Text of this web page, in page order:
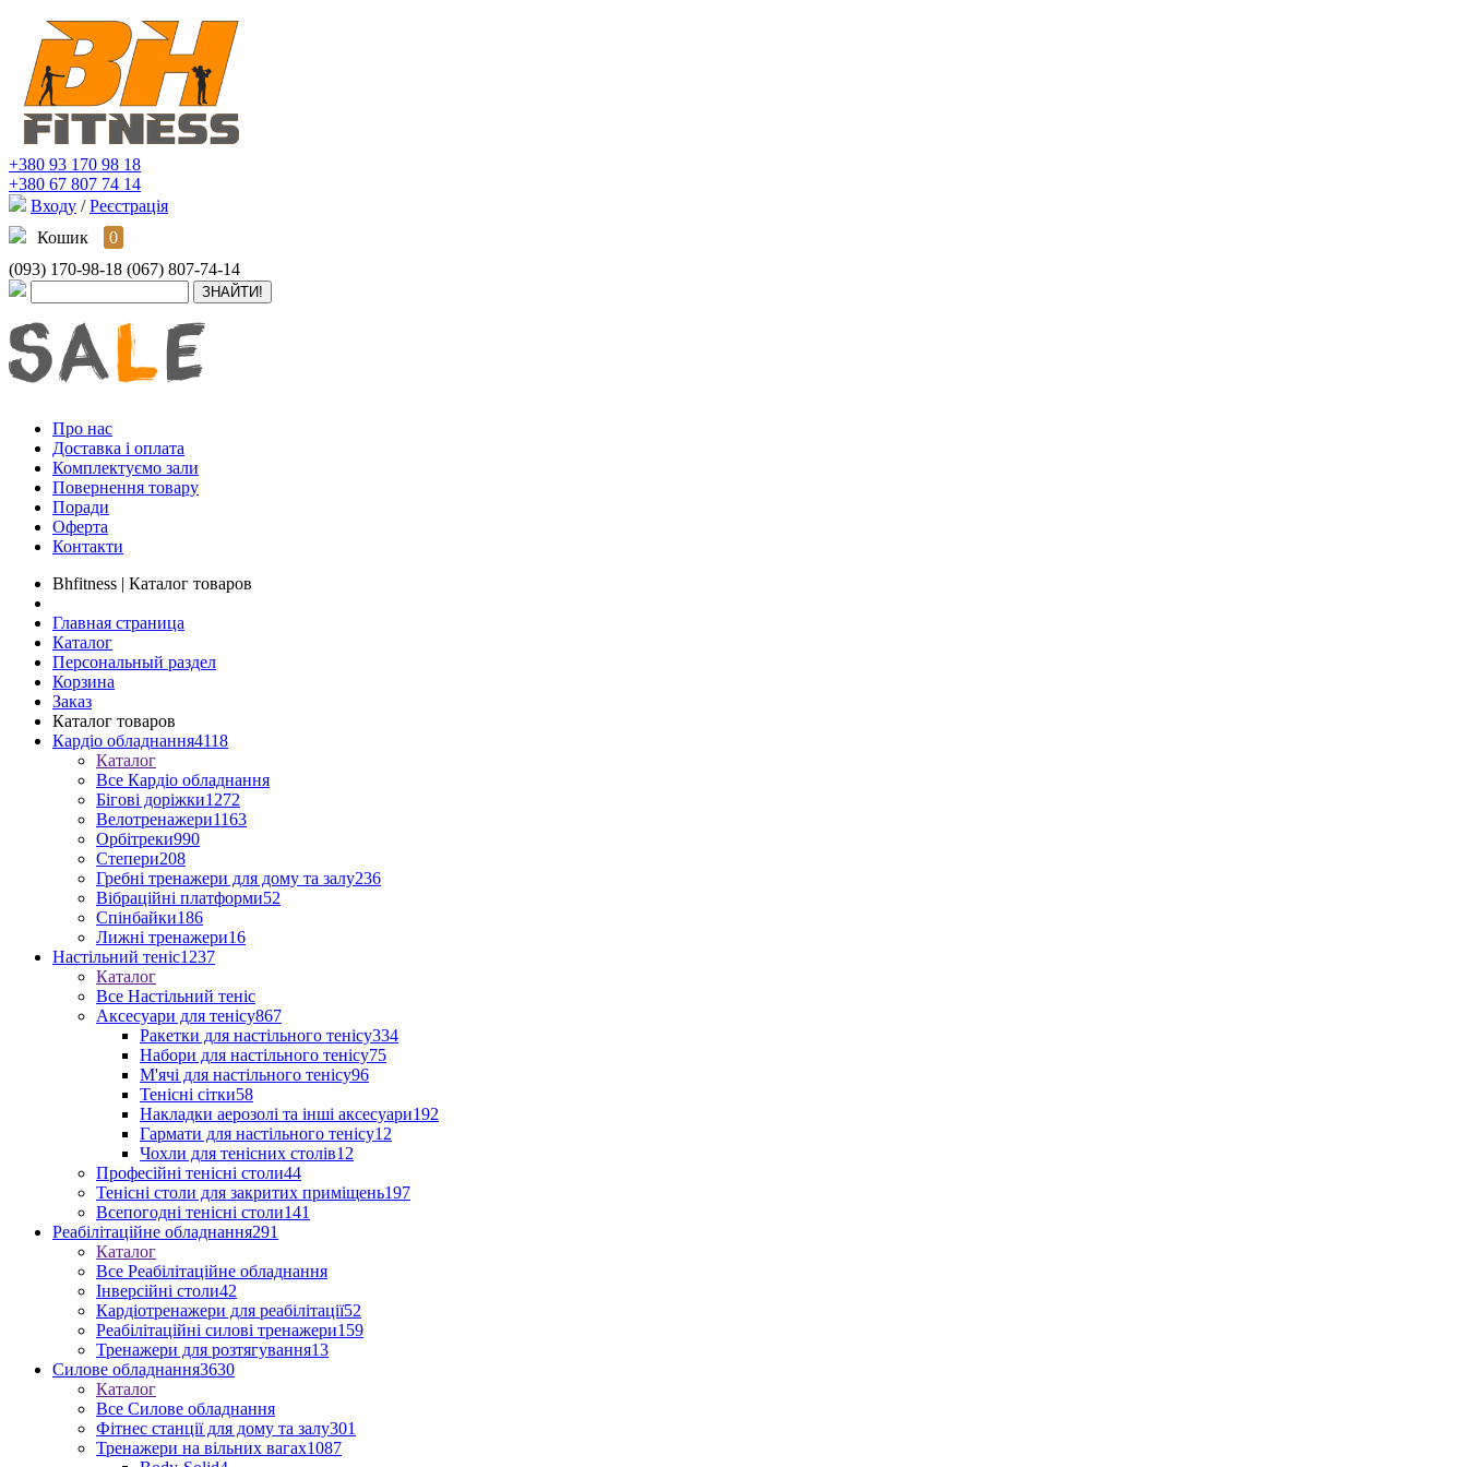
+380 93 170 98 18
+380 67 807 74 14
Входу / Реєстрація
Кошик
0
(093) 170-98-18 (067) 807-74-14
Про нас
Доставка і оплата
Комплектуємо зали
Повернення товару
Поради
Оферта
Контакти
Bhfitness | Каталог товаров
Главная страница
Каталог
Персональный раздел
Корзина
Заказ
Каталог товаров
Кардіо обладнання4118
Каталог
Все Кардіо обладнання
Бігові доріжки1272
Велотренажери1163
Орбітреки990
Степери208
Гребні тренажери для дому та залу236
Вібраційні платформи52
Спінбайки186
Лижні тренажери16
Настільний теніс1237
Каталог
Все Настільний теніс
Аксесуари для тенісу867
Ракетки для настільного тенісу334
Набори для настільного тенісу75
М'ячі для настільного тенісу96
Тенісні сітки58
Накладки аерозолі та інші аксесуари192
Гармати для настільного тенісу12
Чохли для тенісних столів12
Професійні тенісні столи44
Тенісні столи для закритих приміщень197
Всепогодні тенісні столи141
Реабілітаційне обладнання291
Каталог
Все Реабілітаційне обладнання
Інверсійні столи42
Кардіотренажери для реабілітації52
Реабілітаційні силові тренажери159
Тренажери для розтягування13
Силове обладнання3630
Каталог
Все Силове обладнання
Фітнес станції для дому та залу301
Тренажери на вільних вагах1087